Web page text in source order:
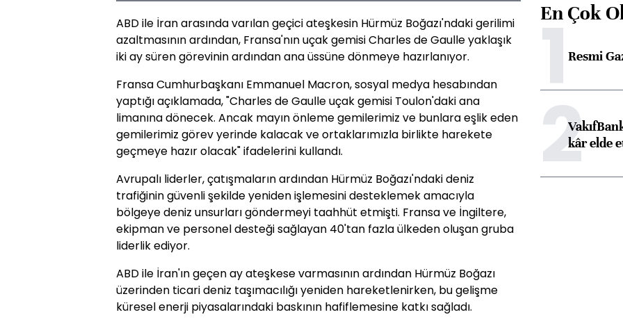
ABD ile İran arasında varılan geçici ateşkesin Hürmüz Boğazı'ndaki gerilimi
azaltmasının ardından, Fransa'nın uçak gemisi Charles de Gaulle yaklaşık
iki ay süren görevinin ardından ana üssüne dönmeye hazırlanıyor.
Fransa Cumhurbaşkanı Emmanuel Macron, sosyal medya hesabından
yaptığı açıklamada, "Charles de Gaulle uçak gemisi Toulon'daki ana
limanına dönecek. Ancak mayın önleme gemilerimiz ve bunlara eşlik eden
gemilerimiz görev yerinde kalacak ve ortaklarımızla birlikte harekete
geçmeye hazır olacak" ifadelerini kullandı.
Avrupalı liderler, çatışmaların ardından Hürmüz Boğazı'ndaki deniz
trafiğinin güvenli şekilde yeniden işlemesini desteklemek amacıyla
bölgeye deniz unsurları göndermeyi taahhüt etmişti. Fransa ve İngiltere,
ekipman ve personel desteği sağlayan 40'tan fazla ülkeden oluşan gruba
liderlik ediyor.
ABD ile İran'ın geçen ay ateşkese varmasının ardından Hürmüz Boğazı
üzerinden ticari deniz taşımacılığı yeniden hareketlenirken, bu gelişme
küresel enerji piyasalarındaki baskının hafiflemesine katkı sağladı.
En Çok
1Resmi
2kâr elde